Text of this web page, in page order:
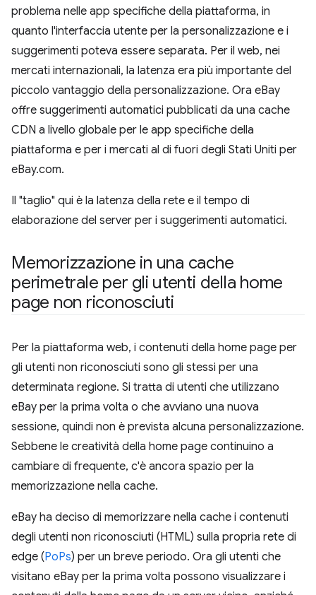
problema nelle app specifiche della piattaforma, in
quanto l'interfaccia utente per la personalizzazione e i
suggerimenti poteva essere separata. Per il web, nei
mercati internazionali, la latenza era più importante del
piccolo vantaggio della personalizzazione. Ora eBay
offre suggerimenti automatici pubblicati da una cache
CDN a livello globale per le app specifiche della
piattaforma e per i mercati al di fuori degli Stati Uniti per
eBay.com.
Il "taglio" qui è la latenza della rete e il tempo di
elaborazione del server per i suggerimenti automatici.
Memorizzazione in una cache
perimetrale per gli utenti della home
page non riconosciuti
Per la piattaforma web, i contenuti della home page per
gli utenti non riconosciuti sono gli stessi per una
determinata regione. Si tratta di utenti che utilizzano
eBay per la prima volta o che avviano una nuova
sessione, quindi non è prevista alcuna personalizzazione.
Sebbene le creatività della home page continuino a
cambiare di frequente, c'è ancora spazio per la
memorizzazione nella cache.
eBay ha deciso di memorizzare nella cache i contenuti
degli utenti non riconosciuti (HTML) sulla propria rete di
edge (PoPs) per un breve periodo. Ora gli utenti che
visitano eBay per la prima volta possono visualizzare i